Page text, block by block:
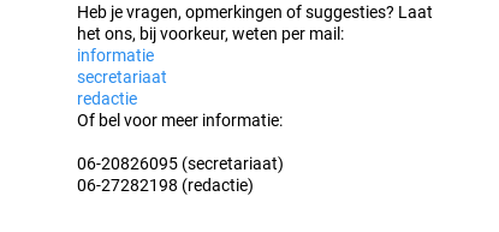
Heb je vragen, opmerkingen of suggesties? Laat
het ons, bij voorkeur, weten per mail:
informatie
secretariaat
redactie
Of bel voor meer informatie:
06-20826095 (secretariaat)
06-27282198 (redactie)